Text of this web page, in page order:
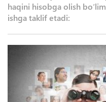
haqini hisobga olish
ishga taklif etadi: